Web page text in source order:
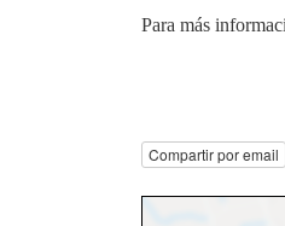
Para más
Compartir por email